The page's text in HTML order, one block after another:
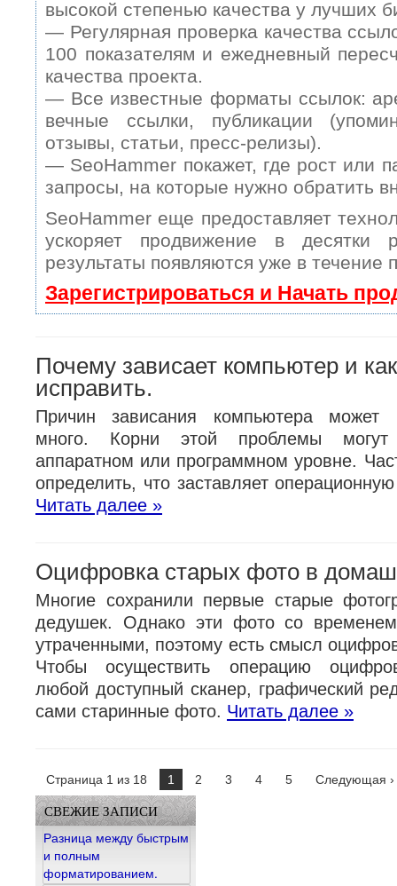
высокой степенью качества у лучших
— Регулярная проверка качества
100 показателям и ежедневный
качества проекта.
— Все известные форматы ссылок:
вечные ссылки, публикации
отзывы, статьи, пресс-релизы).
— SeoHammer покажет, где рост или
запросы, на которые нужно обратить
SeoHammer еще предоставляет
ускоряет продвижение в десятки
результаты появляются уже в течение
Зарегистрироваться и Начать
Почему зависает компьютер и
исправить.
Причин зависания компьютера может
много. Корни этой проблемы могут
аппаратном или программном уровне.
определить, что заставляет
Читать далее »
Оцифровка старых фото в
Многие сохранили первые старые
дедушек. Однако эти фото со временем
утраченными, поэтому есть смысл
Чтобы осуществить операцию
любой доступный сканер, графический
сами старинные фото. Читать далее »
Страница 1 из 18 1 2 3 4 5 Следующая ›
СВЕЖИЕ ЗАПИСИ
Разница между быстрым
и полным
форматированием.